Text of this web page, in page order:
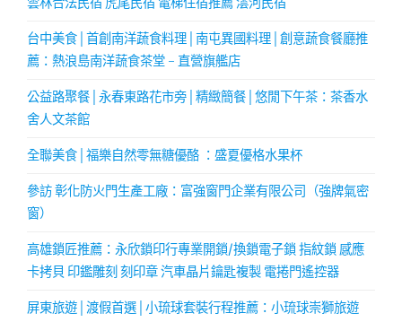
台中美食│首創南洋蔬食料理│南屯異國料理│創意蔬食餐廳推
薦：熱浪島南洋蔬食茶堂 - 直營旗艦店
公益路聚餐│永春東路花市旁│精緻簡餐│悠閒下午茶：茶香水
舍人文茶館
全聯美食│福樂自然零無糖優酪 ：盛夏優格水果杯
參訪 彰化防火門生產工廠：富強窗門企業有限公司（強牌氣密
窗）
高雄鎖匠推薦：永欣鎖印行專業開鎖/換鎖電子鎖 指紋鎖 感應
卡拷貝 印鑑雕刻 刻印章 汽車晶片鑰匙複製 電捲門遙控器
屏東旅遊│渡假首選│小琉球套裝行程推薦：小琉球崇獅旅遊